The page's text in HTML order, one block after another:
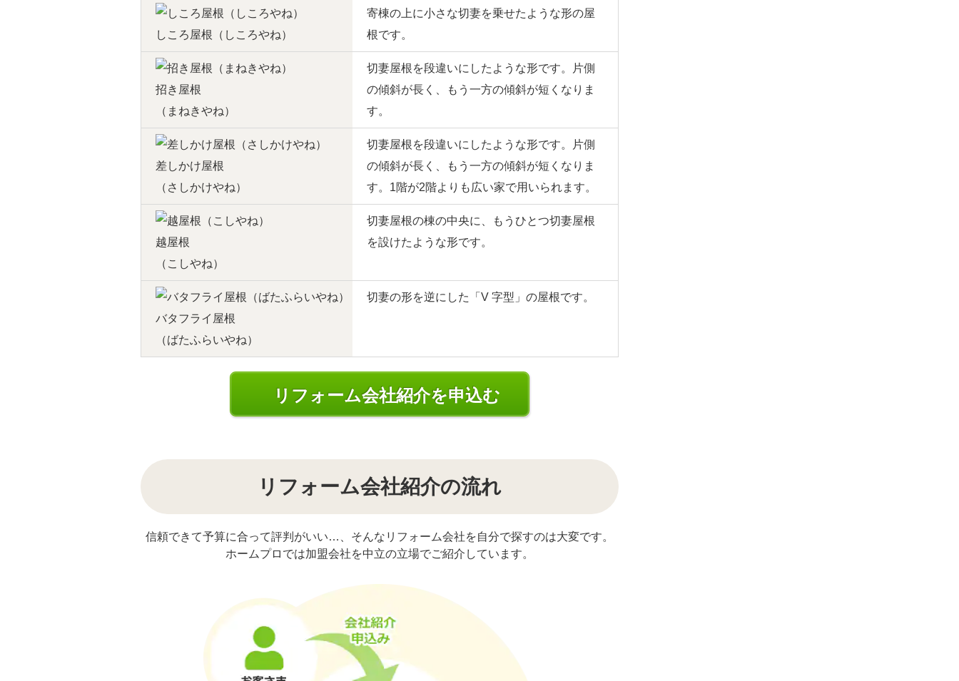
しころ屋根（しころやね）
寄棟の上に小さな切妻を乗せたような形の屋
根です。
招き屋根
（まねきやね）
切妻屋根を段違いにしたような形です。片側
の傾斜が長く、もう一方の傾斜が短くなりま
す。
差しかけ屋根
（さしかけやね）
切妻屋根を段違いにしたような形です。片側
の傾斜が長く、もう一方の傾斜が短くなりま
す。1階が2階よりも広い家で用いられます。
越屋根
（こしやね）
切妻屋根の棟の中央に、もうひとつ切妻屋根
を設けたような形です。
バタフライ屋根
（ばたふらいやね）
切妻の形を逆にした「V 字型」の屋根です。
リフォーム会社紹介を申込む
リフォーム会社紹介の流れ
信頼できて予算に合って評判がいい…、そんなリフォーム会社を自分で探すのは大変です。
ホームプロでは加盟会社を中立の立場でご紹介しています。